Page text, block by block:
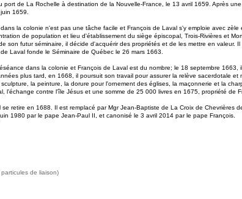
port de La Rochelle à destination de la Nouvelle-France, le 13 avril 1659. Après
1659.
la colonie n'est pas une tâche facile et François de Laval s'y emploie avec
de population et lieu d'établissement du siège épiscopal, Trois-Rivières et
son futur séminaire, il décide d'acquérir des propriétés et de les mettre en
Laval fonde le Séminaire de Québec le 26 mars 1663.
dans la colonie et François de Laval est du nombre; le 18 septembre
plus tard, en 1668, il poursuit son travail pour assurer la relève sacerdotale
la peinture, la dorure pour l'ornement des églises, la maçonnerie et la
l'échange contre l'île Jésus et une somme de 25 000 livres en 1675, propriété de
retire en 1688. Il est remplacé par Mgr Jean-Baptiste de La Croix de
1980 par le pape Jean-Paul II, et canonisé le 3 avril 2014 par le pape François.
de liaison)